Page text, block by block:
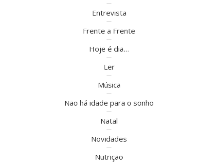
Entrevista
Frente a Frente
Hoje é dia…
Ler
Música
Não há idade para o sonho
Natal
Novidades
Nutrição